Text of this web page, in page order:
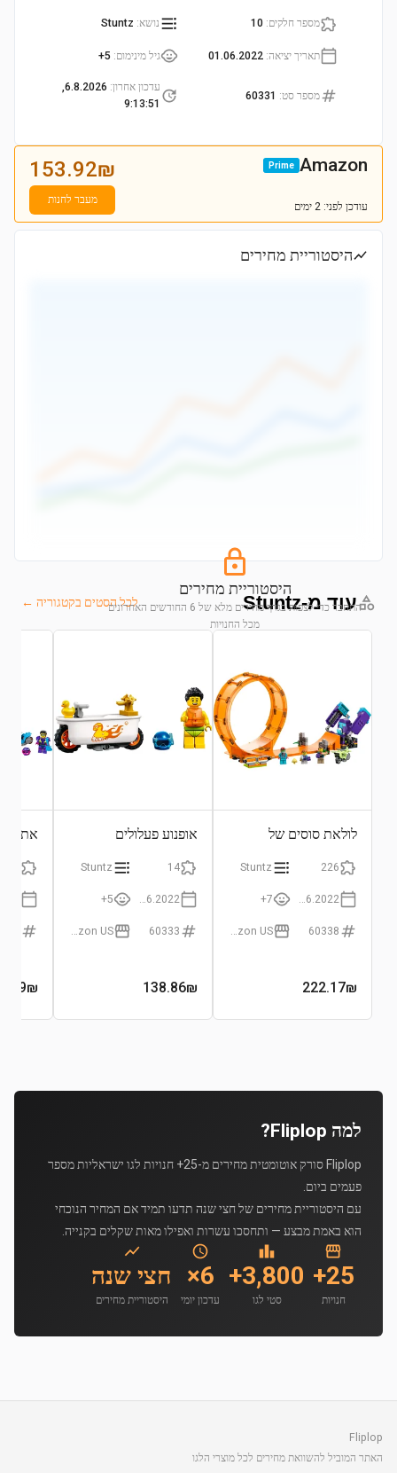
מספר חלקים:
10 נושא:
Stuntz
תאריך יציאה:
01.06.2022 גיל מינימום:
5+
מספר סט:
60331
עדכון אחרון:
6.8.2026,
9:13:51
Amazon
Prime
עודכן לפני: 2 ימים
153.92₪
מעבר לחנות
היסטוריית מחירים
היסטוריית מחירים
התחבר כדי לצפות בגרף מחירים מלא של 6 החודשים האחרונים
מכל החנויות
עוד מ-Stuntz לכל הסטים בקטגוריה ←
לולאת סוסים של
226
Stuntz
7+
60338
222.17₪
אופנוע פעלולים
14
Stuntz
5+
60333
138.86₪
אתגר
₪
למה Fliplop?
Fliplop סורק אוטומטית מחירים מ-25+ חנויות לגו ישראליות מספר
פעמים ביום.
עם היסטוריית מחירים של חצי שנה תדעו תמיד אם המחיר הנוכחי
הוא באמת מבצע — ותחסכו עשרות ואפילו מאות שקלים בקנייה.
25+
חנויות
3,800+
סטי לגו
6×
עדכון יומי
חצי שנה
היסטוריית מחירים
Fliplop
האתר המוביל להשוואת מחירים לכל מוצרי הלגו